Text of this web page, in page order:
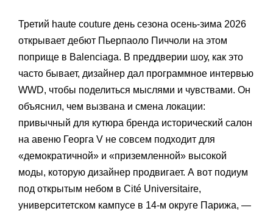
Третий haute couture день сезона осень-зима 2026
открывает дебют Пьерпаоло Пиччоли на этом
поприще в Balenciaga. В преддверии шоу, как это
часто бывает, дизайнер дал программное интервью
WWD, чтобы поделиться мыслями и чувствами. Он
объяснил, чем вызвана и смена локации:
привычный для кутюра бренда исторический салон
на авеню Георга V не совсем подходит для
«демократичной» и «приземленной» высокой
моды, которую дизайнер продвигает. А вот подиум
под открытым небом в Cité Universitaire,
университетском кампусе в 14-м округе Парижа, —